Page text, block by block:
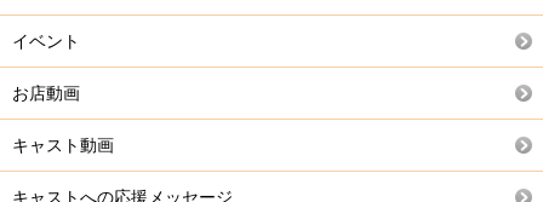
イベント
お店動画
キャスト動画
キャストへの応援メッセージ